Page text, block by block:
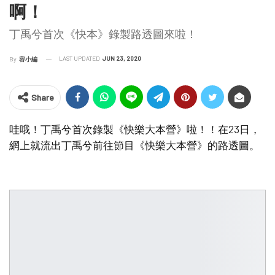
啊！
丁禹兮首次《快本》錄製路透圖來啦！
By 容小編 LAST UPDATED JUN 23, 2020
Share
哇哦！丁禹兮首次錄製《快樂大本營》啦！！在23日，
網上就流出丁禹兮前往節目《快樂大本營》的路透圖。